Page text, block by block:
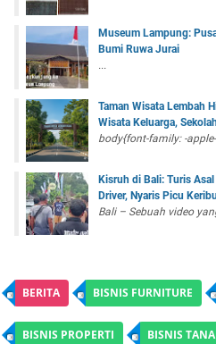
Museum Lampung:
Bumi Ruwa Jurai
...
Taman Wisata Lembah
Wisata Keluarga,
body{font-family: -
Kisruh di Bali: Turis
Driver, Nyaris Picu
Bali – Sebuah video
BERITA BISNIS FURNITURE
BISNIS PROPERTI BISNIS